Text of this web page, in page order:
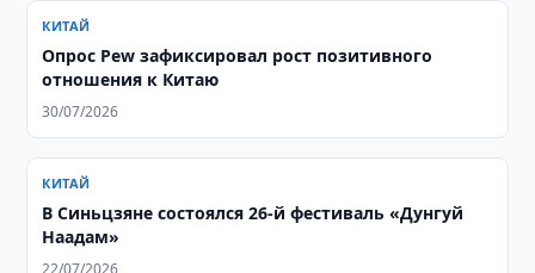
КИТАЙ
Опрос Pew зафиксировал рост позитивного
отношения к Китаю
30/07/2026
КИТАЙ
В Синьцзяне состоялся 26-й фестиваль «Дунгуй
Наадам»
22/07/2026